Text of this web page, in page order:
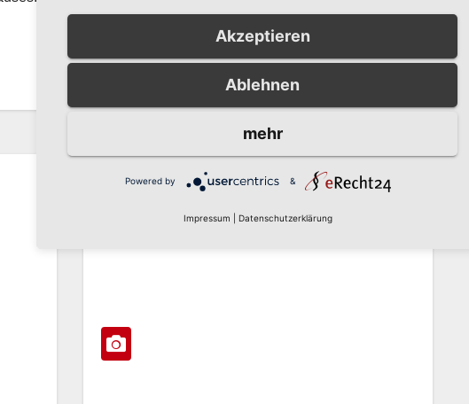
Akzeptieren
Ablehnen
mehr
Powered by &
Impressum Datenschutzerklärung